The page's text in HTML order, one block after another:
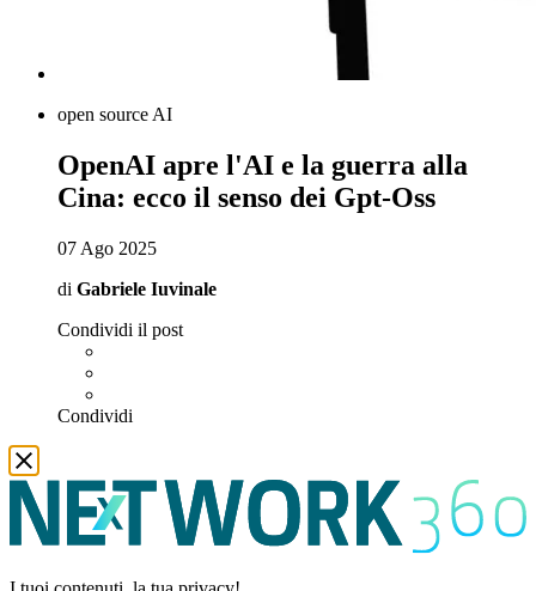
open source AI
OpenAI apre l'AI e la guerra alla
Cina: ecco il senso dei Gpt-Oss
07 Ago 2025
di Gabriele Iuvinale
Condividi il post
Condividi